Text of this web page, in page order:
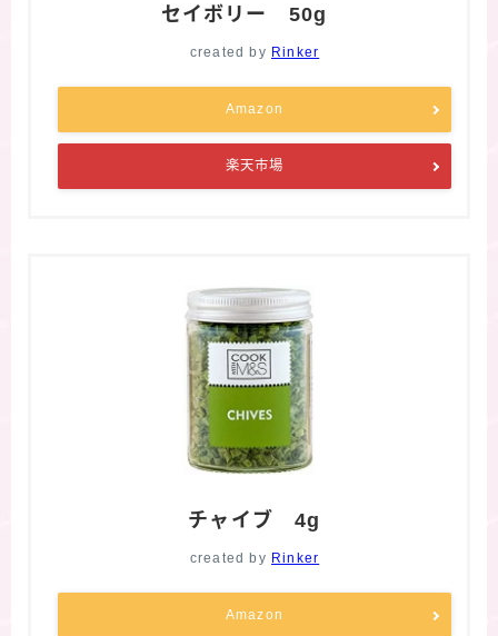
セイボリー 50g
created by Rinker
Amazon
楽天市場
チャイブ 4g
created by Rinker
Amazon